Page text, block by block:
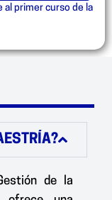
al primer curso de la
de la